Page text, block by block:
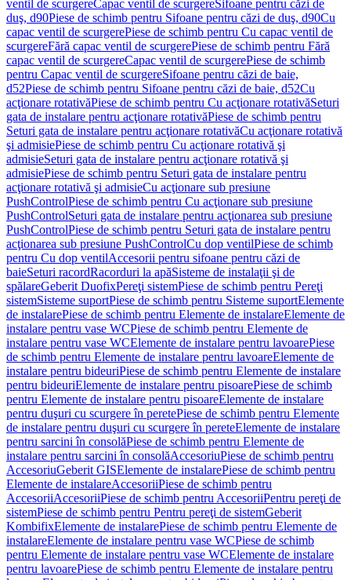
ventil de scurgereCapac ventil de scurgereSifoane pentru căzi de
duş, d90Piese de schimb pentru Sifoane pentru căzi de duş, d90Cu
capac ventil de scurgerePiese de schimb pentru Cu capac ventil de
scurgereFără capac ventil de scurgerePiese de schimb pentru Fără
capac ventil de scurgereCapac ventil de scurgerePiese de schimb
pentru Capac ventil de scurgereSifoane pentru căzi de baie,
d52Piese de schimb pentru Sifoane pentru căzi de baie, d52Cu
acţionare rotativăPiese de schimb pentru Cu acţionare rotativăSeturi
gata de instalare pentru acţionare rotativăPiese de schimb pentru
Seturi gata de instalare pentru acţionare rotativăCu acţionare rotativă
şi admisiePiese de schimb pentru Cu acţionare rotativă şi
admisieSeturi gata de instalare pentru acţionare rotativă şi
admisiePiese de schimb pentru Seturi gata de instalare pentru
acţionare rotativă şi admisieCu acţionare sub presiune
PushControlPiese de schimb pentru Cu acţionare sub presiune
PushControlSeturi gata de instalare pentru acţionarea sub presiune
PushControlPiese de schimb pentru Seturi gata de instalare pentru
acţionarea sub presiune PushControlCu dop ventilPiese de schimb
pentru Cu dop ventilAccesorii pentru sifoane pentru căzi de
baieSeturi racordRacorduri la apăSisteme de instalaţii şi de
spălareGeberit DuofixPereţi sistemPiese de schimb pentru Pereţi
sistemSisteme suportPiese de schimb pentru Sisteme suportElemente
de instalarePiese de schimb pentru Elemente de instalareElemente de
instalare pentru vase WCPiese de schimb pentru Elemente de
instalare pentru vase WCElemente de instalare pentru lavoarePiese
de schimb pentru Elemente de instalare pentru lavoareElemente de
instalare pentru bideuriPiese de schimb pentru Elemente de instalare
pentru bideuriElemente de instalare pentru pisoarePiese de schimb
pentru Elemente de instalare pentru pisoareElemente de instalare
pentru duşuri cu scurgere în peretePiese de schimb pentru Elemente
de instalare pentru duşuri cu scurgere în pereteElemente de instalare
pentru sarcini în consolăPiese de schimb pentru Elemente de
instalare pentru sarcini în consolăAccesoriuPiese de schimb pentru
AccesoriuGeberit GISElemente de instalarePiese de schimb pentru
Elemente de instalareAccesoriiPiese de schimb pentru
AccesoriiAccesoriiPiese de schimb pentru AccesoriiPentru pereţi de
sistemPiese de schimb pentru Pentru pereţi de sistemGeberit
KombifixElemente de instalarePiese de schimb pentru Elemente de
instalareElemente de instalare pentru vase WCPiese de schimb
pentru Elemente de instalare pentru vase WCElemente de instalare
pentru lavoarePiese de schimb pentru Elemente de instalare pentru